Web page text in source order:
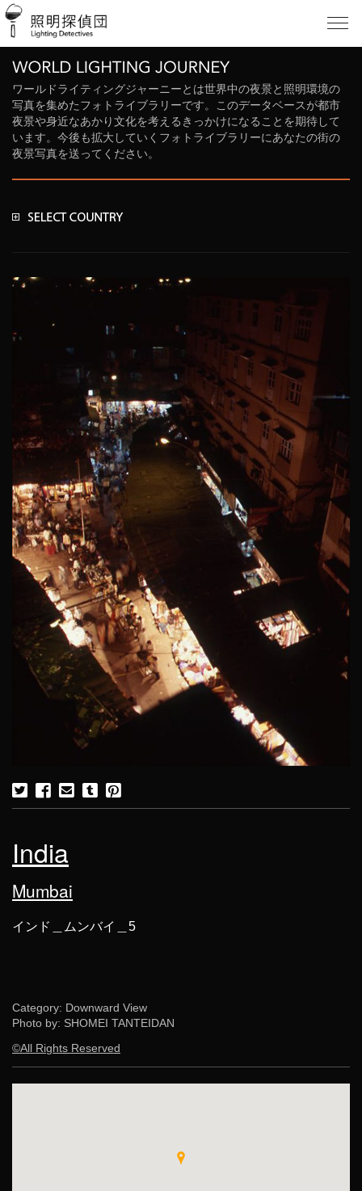
ワールドライティングジャーニーとは世界中の夜景と照明環境の
写真を集めたフォトライブラリーです。このデータベースが都市
夜景や身近なあかり文化を考えるきっかけになることを期待して
います。今後も拡大していくフォトライブラリーにあなたの街の
夜景写真を送ってください。
India
Mumbai
インド＿ムンバイ＿5
Category: Downward View
Photo by: SHOMEI TANTEIDAN
©All Rights Reserved